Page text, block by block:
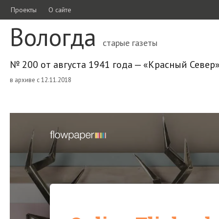
Проекты О сайте
Вологда старые газеты
№ 200 от августа 1941 года — «Красный
в архиве с 12.11.2018